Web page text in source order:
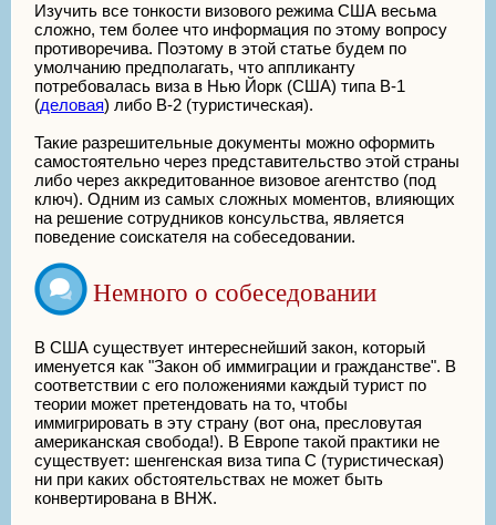
Изучить все тонкости визового режима США весьма
сложно, тем более что информация по этому вопросу
противоречива. Поэтому в этой статье будем по
умолчанию предполагать, что аппликанту
потребовалась виза в Нью Йорк (США) типа В-1
(деловая) либо В-2 (туристическая).
Такие разрешительные документы можно оформить
самостоятельно через представительство этой страны
либо через аккредитованное визовое агентство (под
ключ). Одним из самых сложных моментов, влияющих
на решение сотрудников консульства, является
поведение соискателя на собеседовании.
Немного о собеседовании
В США существует интереснейший закон, который
именуется как "Закон об иммиграции и гражданстве". В
соответствии с его положениями каждый турист по
теории может претендовать на то, чтобы
иммигрировать в эту страну (вот она, пресловутая
американская свобода!). В Европе такой практики не
существует: шенгенская виза типа С (туристическая)
ни при каких обстоятельствах не может быть
конвертирована в ВНЖ.